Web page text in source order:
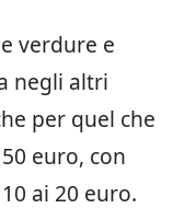
verdure e
negli altri
per quel che
euro, con
ai 20 euro.